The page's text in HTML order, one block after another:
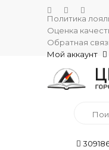
Политика
Оценка
Обратная
Мой аккаунт